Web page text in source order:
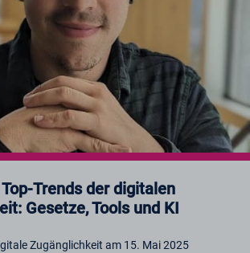
Trends der digitalen
Gesetze, Tools und KI
Zugänglichkeit am 15. Mai 2025